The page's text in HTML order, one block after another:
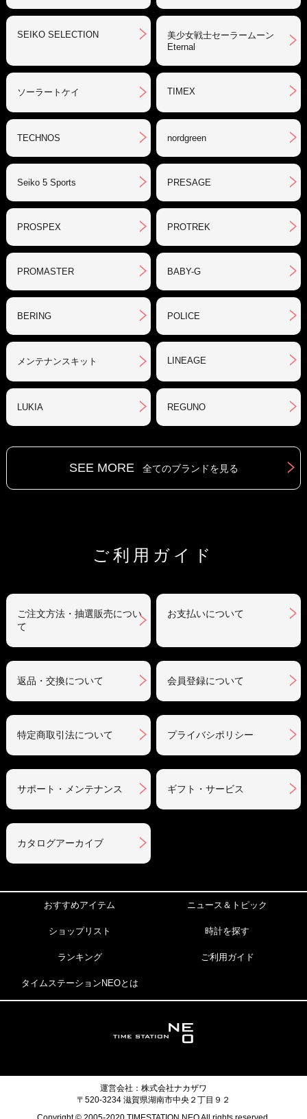
SEIKO SELECTION
美少女戦士セーラームーン
Eternal
ソーラートケイ TIMEX
TECHNOS nordgreen
Seiko 5 Sports PRESAGE
PROSPEX PROTREK
PROMASTER BABY-G
BERING POLICE
メンテナンスキット LINEAGE
LUKIA REGUNO
SEE MORE 全てのブランドを見る
ご利用ガイド
ご注文方法・抽選販売につい
て
お支払いについて
返品・交換について 会員登録について
特定商取引法について プライバシポリシー
サポート・メンテナンス ギフト・サービス
カタログアーカイブ
おすすめアイテム ニュース＆トピック
ショップリスト 時計を探す
ランキング ご利用ガイド
タイムステーションNEOとは
運営会社：株式会社ナカザワ
〒520-3234 滋賀県湖南市中央２丁目９２